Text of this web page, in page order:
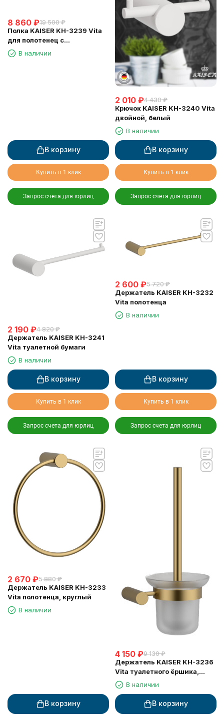
8 860 ₽19 500 ₽
Полка KAISER KH-3239 Vita
для полотенец с
держателем
В наличии
В корзину
Купить в 1 клик
Запрос счета для юрлиц
2 010 ₽4 430 ₽
Крючок KAISER KH-3240 Vita
двойной, белый
В наличии
В корзину
Купить в 1 клик
Запрос счета для юрлиц
2 190 ₽4 820 ₽
Держатель KAISER KH-3241
Vita туалетной бумаги
В наличии
В корзину
Купить в 1 клик
Запрос счета для юрлиц
2 600 ₽5 720 ₽
Держатель KAISER KH-3232
Vita полотенца
В наличии
В корзину
Купить в 1 клик
Запрос счета для юрлиц
2 670 ₽5 880 ₽
Держатель KAISER KH-3233
Vita полотенца, круглый
В наличии
В корзину
4 150 ₽9 130 ₽
Держатель KAISER KH-3236
Vita туалетного ёршика,
настенный
В наличии
В корзину